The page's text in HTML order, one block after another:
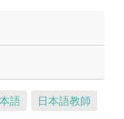
語 日本語教師